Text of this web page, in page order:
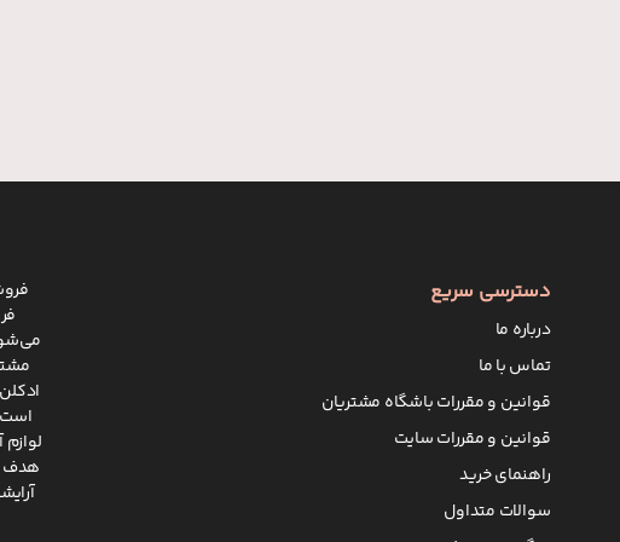
دسترسی سریع
درباره ما
تماس با ما
قوانین و مقررات باشگاه مشتریان
قوانین و مقررات سایت
راهنمای خرید
سوالات متداول
هدف